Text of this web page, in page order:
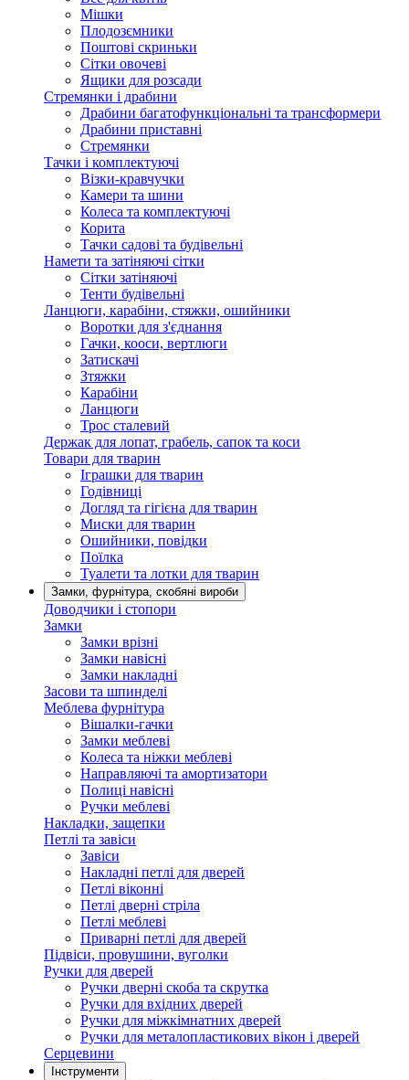
Мішки
Плодозємники
Поштові скриньки
Сітки овочеві
Ящики для розсади
Стремянки і драбини
Драбини багатофункціональні та трансформери
Драбини приставні
Стремянки
Тачки і комплектуючі
Візки-кравчучки
Камери та шини
Колеса та комплектуючі
Корита
Тачки садові та будівельні
Намети та затіняючі сітки
Сітки затіняючі
Тенти будівельні
Ланцюги, карабіни, стяжки, ошийники
Воротки для з'єднання
Гачки, кооси, вертлюги
Затискачі
Зтяжки
Карабіни
Ланцюги
Трос сталевий
Держак для лопат, грабель, сапок та коси
Товари для тварин
Іграшки для тварин
Годівниці
Догляд та гігієна для тварин
Миски для тварин
Ошийники, повідки
Поїлка
Туалети та лотки для тварин
Замки, фурнітура, скобяні вироби
Доводчики і стопори
Замки
Замки врізні
Замки навісні
Замки накладні
Засови та шпинделі
Меблева фурнітура
Вішалки-гачки
Замки меблеві
Колеса та ніжки меблеві
Направляючі та амортизатори
Полиці навісні
Ручки меблеві
Накладки, защепки
Петлі та завіси
Завіси
Накладні петлі для дверей
Петлі віконні
Петлі дверні стріла
Петлі меблеві
Приварні петлі для дверей
Підвіси, провушини, вуголки
Ручки для дверей
Ручки дверні скоба та скрутка
Ручки для вхідних дверей
Ручки для міжкімнатних дверей
Ручки для металопластикових вікон і дверей
Серцевини
Інструменти